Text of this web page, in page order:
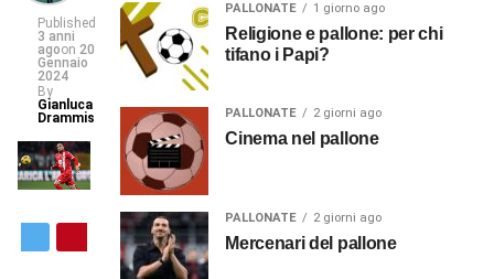
Published
3 anni
agoon 20
Gennaio
2024
By
Gianluca
Drammis
PALLONATE 1 giorno ago
Religione e pallone: per chi
tifano i Papi?
PALLONATE 2 giorni ago
Cinema nel pallone
PALLONATE 2 giorni ago
Mercenari del pallone